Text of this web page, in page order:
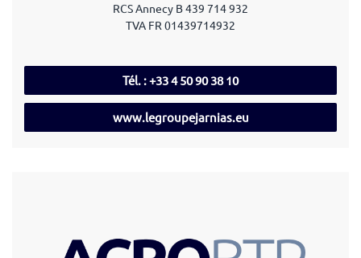
RCS Annecy B 439 714 932
TVA FR 01439714932
Tél. : +33 4 50 90 38 10
www.legroupejarnias.eu